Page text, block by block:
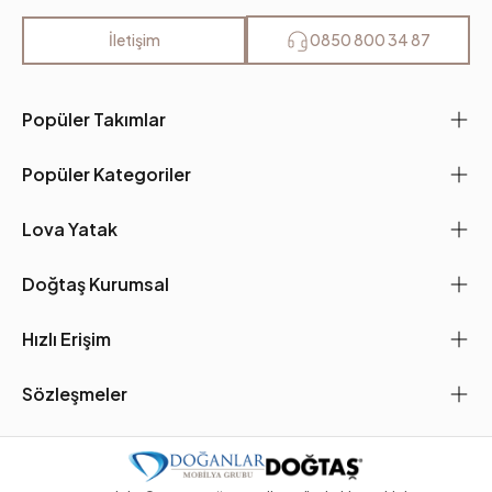
Ayak Malzeme-Renk Polimer-Ceviz
Popüler Takımlar
Popüler Kategoriler
Lova Yatak
Doğtaş Kurumsal
Hızlı Erişim
Sözleşmeler
İletişim 0850 800 34 87